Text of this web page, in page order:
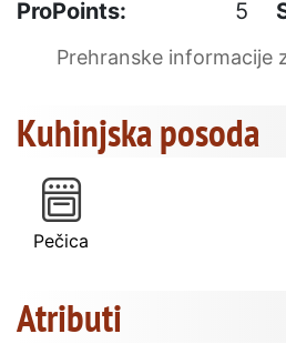
ProPoints: 5
Prehranske informacije
Kuhinjska posoda
Pečica
Atributi